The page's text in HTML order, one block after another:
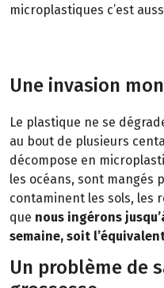
microplastiques c’est
Une invasion
Le plastique ne se
au bout de plusieurs
décompose en
les océans, sont mangés
contaminent les sols, les
que nous ingérons
semaine, soit
Un problème de